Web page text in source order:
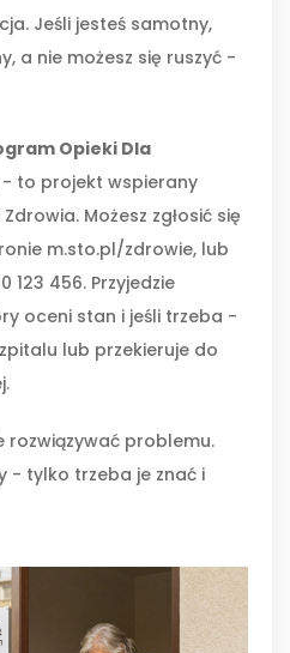
Jeśli jesteś samotny,
a nie możesz się ruszyć -
Opieki Dla
- to projekt wspierany
Możesz zgłosić się
m.sto.pl/zdrowie, lub
123 456. Przyjedzie
oceni stan i jeśli trzeba -
lub przekieruje do
rozwiązywać problemu.
- tylko trzeba je znać i